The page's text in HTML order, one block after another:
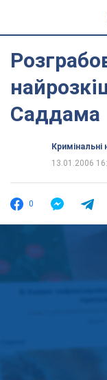
Саддама
Кримінальні
13.01.2006
0